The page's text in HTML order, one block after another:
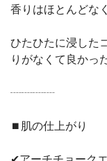
香りはほとんどな
ひたひたに浸した
りがなくて良かっ
┈┈┈┈
⏹肌の仕上がり